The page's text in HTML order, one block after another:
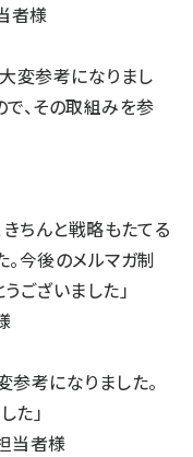
者様
変参考になりまし
、その取組みを参
きちんと戦略もたてる
今後のメルマガ制
ございました」
考になりました。
た」
当者様